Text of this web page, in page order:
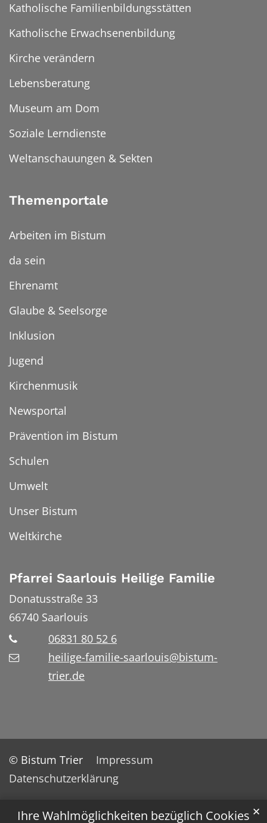
Ihre Wahlmöglichkeiten bezüglich Cookies ✕
Katholische Familienbildungsstätten
Katholische Erwachsenenbildung
Kirche verändern
Lebensberatung
Museum am Dom
Soziale Lerndienste
Weltanschauungen & Sekten
Themenportale
Arbeiten im Bistum
da sein
Ehrenamt
Glaube & Seelsorge
Inklusion
Jugend
Kirchenmusik
Newsportal
Prävention im Bistum
Schulen
Umwelt
Unser Bistum
Weltkirche
Pfarrei Saarlouis Heilige Familie
Donatusstraße 33
66740 Saarlouis
06831 80 52 6
heilige-familie-saarlouis@bistum-
trier.de
© Bistum Trier
Impressum
Datenschutzerklärung